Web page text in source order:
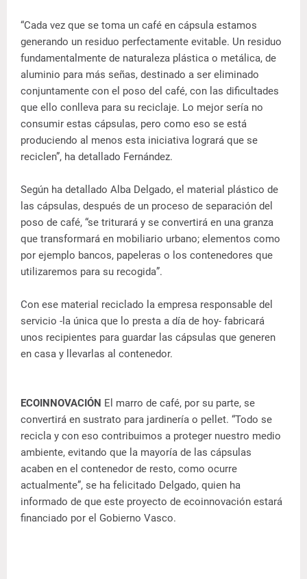
“Cada vez que se toma un café en cápsula estamos
generando un residuo perfectamente evitable. Un residuo
fundamentalmente de naturaleza plástica o metálica, de
aluminio para más señas, destinado a ser eliminado
conjuntamente con el poso del café, con las dificultades
que ello conlleva para su reciclaje. Lo mejor sería no
consumir estas cápsulas, pero como eso se está
produciendo al menos esta iniciativa logrará que se
reciclen”, ha detallado Fernández.
Según ha detallado Alba Delgado, el material plástico de
las cápsulas, después de un proceso de separación del
poso de café, “se triturará y se convertirá en una granza
que transformará en mobiliario urbano; elementos como
por ejemplo bancos, papeleras o los contenedores que
utilizaremos para su recogida”.
Con ese material reciclado la empresa responsable del
servicio -la única que lo presta a día de hoy- fabricará
unos recipientes para guardar las cápsulas que generen
en casa y llevarlas al contenedor.
ECOINNOVACIÓN El marro de café, por su parte, se
convertirá en sustrato para jardinería o pellet. “Todo se
recicla y con eso contribuimos a proteger nuestro medio
ambiente, evitando que la mayoría de las cápsulas
acaben en el contenedor de resto, como ocurre
actualmente”, se ha felicitado Delgado, quien ha
informado de que este proyecto de ecoinnovación estará
financiado por el Gobierno Vasco.